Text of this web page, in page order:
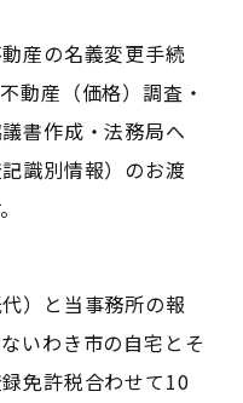
産の名義変更手続
動産（価格）調査・
書作成・法務局へ
識別情報）のお渡
）と当事務所の報
いわき市の自宅とそ
免許税合わせて10